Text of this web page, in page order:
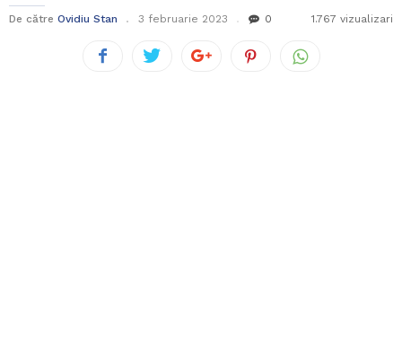
De către Ovidiu Stan 3 februarie 2023 0 1.767 vizualizari